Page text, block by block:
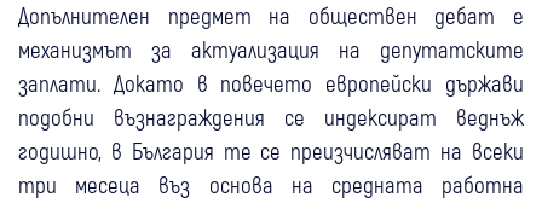
Допълнителен предмет на обществен дебат е
механизмът за актуализация на депутатските
заплати. Докато в повечето европейски държави
подобни възнаграждения се индексират веднъж
годишно, в България те се преизчисляват на всеки
три месеца въз основа на средната работна